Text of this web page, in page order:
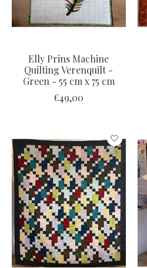
Elly Prins Machine
Quilting Verenquilt -
Green - 55 cm x 75 cm
€49,00